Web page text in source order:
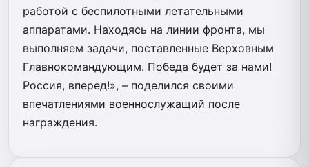
работой с беспилотными летательными
аппаратами. Находясь на линии фронта, мы
выполняем задачи, поставленные Верховным
Главнокомандующим. Победа будет за нами!
Россия, вперед!», – поделился своими
впечатлениями военнослужащий после
награждения.